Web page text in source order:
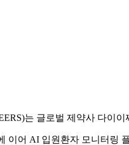
는 글로벌 제약사 다이
이어 AI 입원환자 모니터링